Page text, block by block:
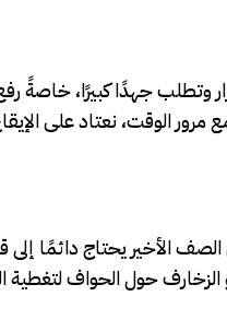
وتطلب جهدًا كبيرًا،
مرور الوقت، نعتاد على
الصف الأخير يحتاج
الزخارف حول الحواف